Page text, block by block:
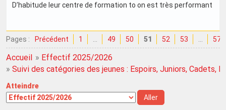
D’habitude leur centre de formation to on est très performant
Pages : Précédent 1 49 50 51 52 53 57
Accueil » Effectif 2025/2026
» Suivi des catégories des jeunes : Espoirs, Juniors, Cadets,
Atteindre